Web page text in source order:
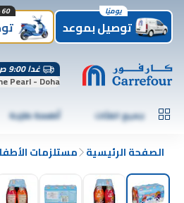
توصيل بموعد
يوميًا 60 دقيقة
غدا 9:00 ص
Pearl - Doha
جميع الفئات أطعمة طازجة
الصفحة الرئيسية مستلزمات